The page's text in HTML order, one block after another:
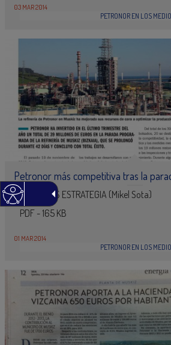
03 MAR 2014
PETRONOR EN LOS
Petronor más competitiva tras la
CUADERNOS ESTRATEGIA (Mikel Sota)
PDF - 165 KB
01 MAR 2014
PETRONOR EN LOS